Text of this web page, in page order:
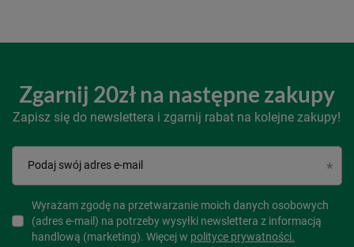
Zgarnij 20zł na następne zakupy
Zapisz się do newslettera i zgarnij rabat na kolejne zakupy!
Podaj swój adres e-mail
Wyrażam zgodę na przetwarzanie moich danych osobowych
(adres e-mail) na potrzeby wysyłki newslettera z informacją
handlową (marketing). Więcej w polityce prywatności.